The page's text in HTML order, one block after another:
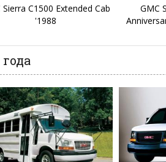
Sierra C1500 Extended Cab
'1988
GMC